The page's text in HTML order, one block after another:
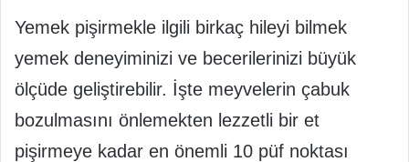
Yemek pişirmekle ilgili birkaç hileyi bilmek
yemek deneyiminizi ve becerilerinizi büyük
ölçüde geliştirebilir. İşte meyvelerin çabuk
bozulmasını önlemekten lezzetli bir et
pişirmeye kadar en önemli 10 püf noktası